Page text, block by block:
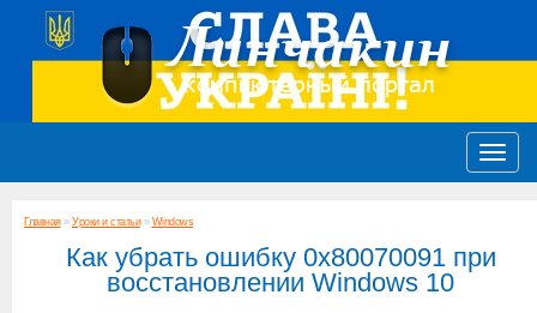
Главная» Уроки и статьи» Windows
Как убрать ошибку 0x80070091 при
восстановлении Windows 10